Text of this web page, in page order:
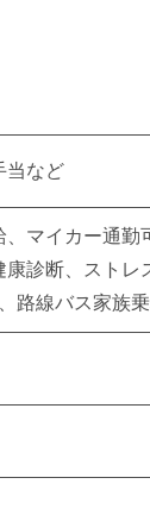
当など
マイカー通
診断、スト
路線バス家族